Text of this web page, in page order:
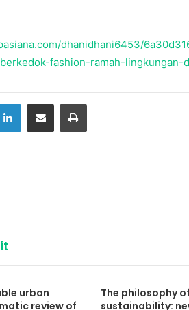
dhanidhani6453/
fashion-ramah-lingkungan-
LinkedInShare via Email Print
urban
review of
The philosophy
sustainability: